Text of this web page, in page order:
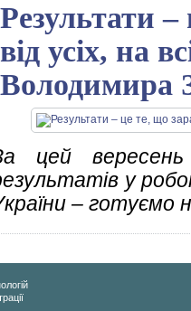
Результати –
від усіх, на
Володимира
цей вересень
у
– готуємо